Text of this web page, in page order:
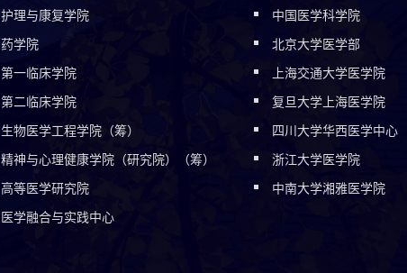
护理与康复学院
药学院
第一临床学院
第二临床学院
生物医学工程学院（筹）
精神与心理健康学院（研究院）（筹）
高等医学研究院
医学融合与实践中心
中国医学科学院
北京大学医学部
上海交通大学医学院
复旦大学上海医学院
四川大学华西医学中心
浙江大学医学院
中南大学湘雅医学院